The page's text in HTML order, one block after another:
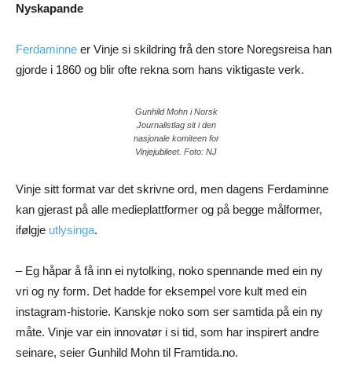
Nyskapande
Ferdaminne er Vinje si skildring frå den store Noregsreisa han
gjorde i 1860 og blir ofte rekna som hans viktigaste verk.
Gunhild Mohn i Norsk
Journalistlag sit i den
nasjonale komiteen for
Vinjejubileet. Foto: NJ
Vinje sitt format var det skrivne ord, men dagens Ferdaminne
kan gjerast på alle medieplattformer og på begge målformer,
ifølgje utlysinga.
– Eg håpar å få inn ei nytolking, noko spennande med ein ny
vri og ny form. Det hadde for eksempel vore kult med ein
instagram-historie. Kanskje noko som ser samtida på ein ny
måte. Vinje var ein innovatør i si tid, som har inspirert andre
seinare, seier Gunhild Mohn til Framtida.no.